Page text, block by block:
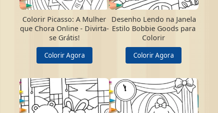
Colorir Picasso: A Mulher
que Chora Online - Divirta-
se Grátis!
Colorir Agora
Desenho Lendo na Janela
Estilo Bobbie Goods para
Colorir
Colorir Agora